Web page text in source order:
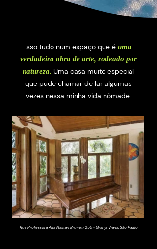
Isso tudo num espaço que é uma
verdadeira obra de arte, rodeado por
natureza. Uma casa muito especial
que pude chamar de lar algumas
vezes nessa minha vida nômade.
Rua Professora Ana Nastari Bruneti 255 • Granja Viana, São Paulo